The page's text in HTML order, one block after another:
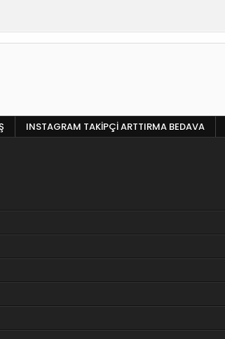
INSTAGRAM TAKIPÇI ARTTIRMA BEDAVA